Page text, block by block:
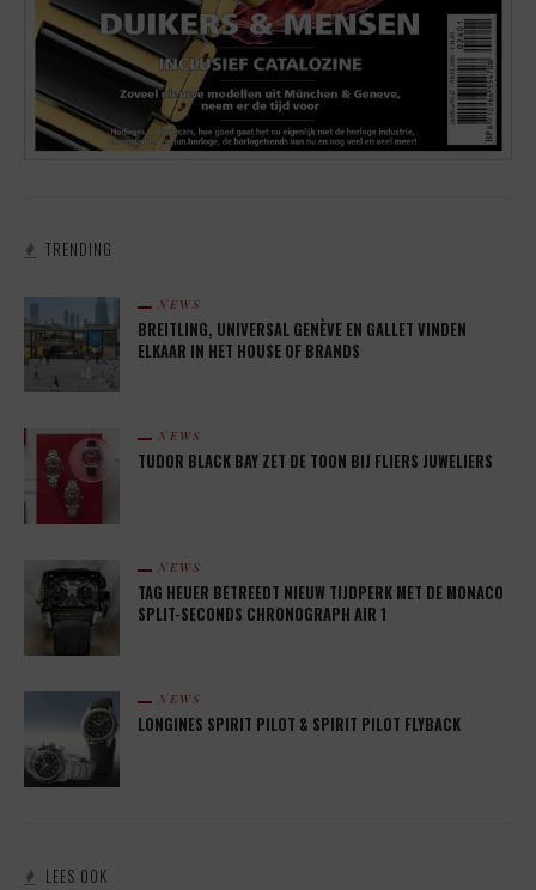
TRENDING
NEWS
BREITLING, UNIVERSAL GENÈVE EN GALLET VINDEN
ELKAAR IN HET HOUSE OF BRANDS
NEWS
TUDOR BLACK BAY ZET DE TOON BIJ FLIERS JUWELIERS
NEWS
TAG HEUER BETREEDT NIEUW TIJDPERK MET DE MONACO
SPLIT-SECONDS CHRONOGRAPH AIR 1
NEWS
LONGINES SPIRIT PILOT & SPIRIT PILOT FLYBACK
LEES OOK